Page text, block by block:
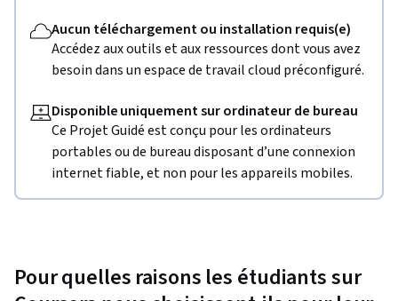
Aucun téléchargement ou installation requis(e)
Accédez aux outils et aux ressources dont vous avez
besoin dans un espace de travail cloud préconfiguré.
Disponible uniquement sur ordinateur de bureau
Ce Projet Guidé est conçu pour les ordinateurs
portables ou de bureau disposant d’une connexion
internet fiable, et non pour les appareils mobiles.
Pour quelles raisons les étudiants sur